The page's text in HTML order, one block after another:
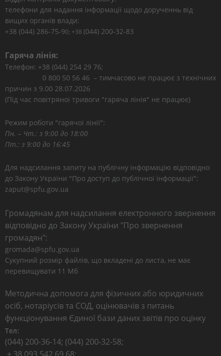
телефони для надання інформації щодо дорученнь від
вищих органів влади:
+38 (044) 286-75-90; +38 (044) 200-32-83
Гаряча лінія:
Телефон: +38 (044) 254 29 76;
0 800 50 56 46 – тимчасово не працює з технічних
причин з 9.00 28.07.2026
(Під час повітряної тривоги "гаряча лінія" не працює)
Режим роботи "гарячої лінії":
Пн. – Чт.: з 9:00 до 18:00
Пт.: з 9:00 до 16:45
Для надсилання запиту на публічну інформацію відповідно
до Закону України "Про доступ до публічної інформації":
zaput@spfu.gov.ua
Громадянам для надсилання електронного звернення
відповідно до Закону України "Про звернення
громадян":
gromada@spfu.gov.ua
Сукупний розмір файлів, що вкладені до листа, не має
перевищувати 11 Мб
Методична допомога для фізичних або юридичних
осіб, нотаріусів та СОД, оцінювачів з питань
функціонування Єдиної бази даних звітів про оцінку
Тел:
(044) 200-36-14; (044) 200-32-58;